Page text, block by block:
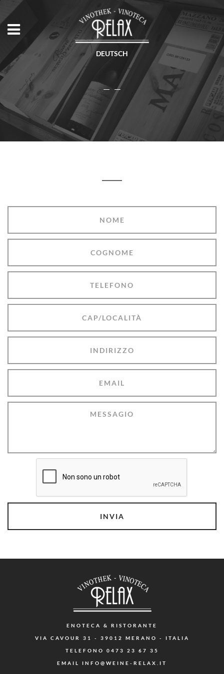
DEUTSCH
ENOTECA & RISTORANTE
VIA CAVOUR 31 - 39012 MERANO - ITALIA
TELEFONO 0473 23 67 35
EMAIL INFO@WEINE-RELAX.IT